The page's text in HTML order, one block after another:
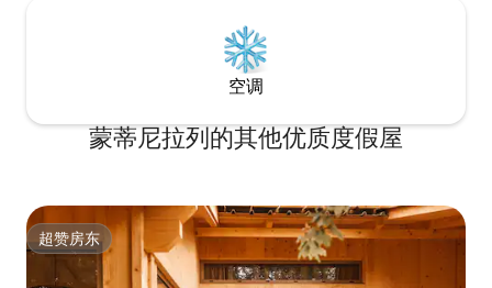
空调
蒙蒂尼拉列的其他优质度假屋
超赞房东
超赞房东